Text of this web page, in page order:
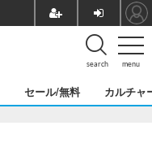
menu
search
セール/無料 カルチャ